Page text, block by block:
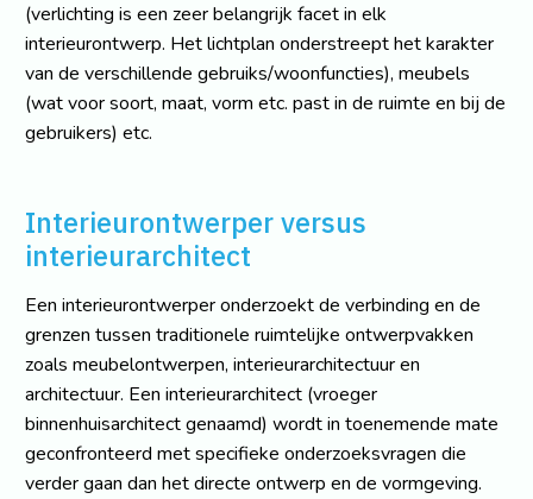
(verlichting is een zeer belangrijk facet in elk
interieurontwerp. Het lichtplan onderstreept het karakter
van de verschillende gebruiks/woonfuncties), meubels
(wat voor soort, maat, vorm etc. past in de ruimte en bij de
gebruikers) etc.
Interieurontwerper versus
interieurarchitect
Een interieurontwerper onderzoekt de verbinding en de
grenzen tussen traditionele ruimtelijke ontwerpvakken
zoals meubelontwerpen, interieurarchitectuur en
architectuur. Een interieurarchitect (vroeger
binnenhuisarchitect genaamd) wordt in toenemende mate
geconfronteerd met specifieke onderzoeksvragen die
verder gaan dan het directe ontwerp en de vormgeving.